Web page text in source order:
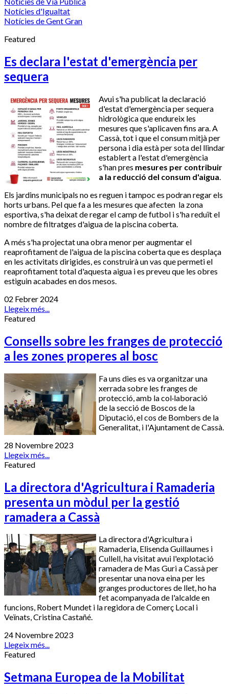
Notícies d'Igualtat
Notícies de Gent Gran
Featured
Es declara l'estat d'emergència per
sequera
Avui s'ha publicat la declaració
d'estat d'emergència per sequera
hidrològica que endureix les
mesures que s'aplicaven fins ara. A
Cassà, tot i que el consum mitjà per
persona i dia està per sota del llindar
establert a l'estat d'emergència
s'han pres mesures per contribuir
a la reducció del consum d'aigua.
Els jardins municipals no es reguen i tampoc es podran regar els
horts urbans. Pel que fa a les mesures que afecten la zona
esportiva, s'ha deixat de regar el camp de futbol i s'ha reduït el
nombre de filtratges d'aigua de la piscina coberta.
A més s'ha projectat una obra menor per augmentar el
reaprofitament de l'aigua de la piscina coberta que es desplaça
en les activitats dirigides, es construirà un vas que permeti el
reaprofitament total d'aquesta aigua i es preveu que les obres
estiguin acabades en dos mesos.
02 Febrer 2024
Llegeix més...
Featured
Consells sobre les franges de protecció
a les zones properes al bosc
Fa uns dies es va organitzar una
xerrada sobre les franges de
protecció, amb la col·laboració
de la secció de Boscos de la
Diputació, el cos de Bombers de la
Generalitat, i l'Ajuntament de Cassà.
28 Novembre 2023
Llegeix més...
Featured
La directora d'Agricultura i Ramaderia
presenta un mòdul per la gestió
ramadera a Cassà
La directora d'Agricultura i
Ramaderia, Elisenda Guillaumes i
Cullell, ha visitat avui l'explotació
ramadera de Mas Guri a Cassà per
presentar una nova eina per les
granges productores de llet, ho ha
fet acompanyada de l'alcalde en
funcions, Robert Mundet i la regidora de Comerç Local i
Veïnats, Cristina Castañé.
24 Novembre 2023
Llegeix més...
Featured
Setmana Europea de la Mobilitat